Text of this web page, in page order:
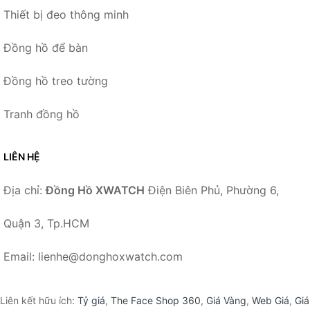
Thiết bị đeo thông minh
Đồng hồ để bàn
Đồng hồ treo tường
Tranh đồng hồ
LIÊN HỆ
Địa chỉ:Đồng Hồ XWATCH Điện Biên Phủ, Phường 6,
Quận 3, Tp.HCM
Email: lienhe@donghoxwatch.com
Liên kết hữu ích: Tỷ giá, The Face Shop 360, Giá Vàng, Web Giá, Giá